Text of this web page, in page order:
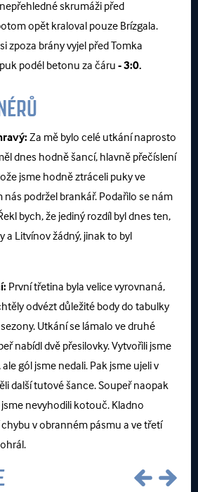
skrumáži před
opět kraloval pouze Brízgala.
zpoza brány vyjel před Tomka
podél betonu za čáru - 3:0.
Za mě bylo celé utkání naprosto
dnes hodně šancí, hlavně přečíslení
jsme hodně ztráceli puky ve
nás podržel brankář. Podařilo se nám
bych, že jediný rozdíl byl dnes ten,
a Litvínov žádný, jinak to byl
První třetina byla velice vyrovnaná,
odvézt důležité body do tabulky
Utkání se lámalo ve druhé
nabídl dvě přesilovky. Vytvořili jsme
gól jsme nedali. Pak jsme ujeli v
další tutové šance. Soupeř naopak
nevyhodili kotouč. Kladno
v obranném pásmu a ve třetí